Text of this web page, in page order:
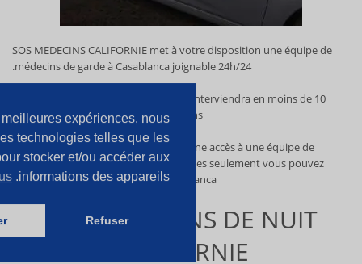
SOS MEDECINS CALIFORNIE met à votre disposition une équipe de
médecins de garde à Casablanca joignable 24h/24.
interviendra en moins de 10
Minutes sur Casablanca et ses environs.
SOS MEDECINSCALIFORNIEvous donne accès à une équipe de
médecins qualifiés. En quelques minutes seulement vous pouvez
obtenir un médecin à domicile Casablanca.
SOS MÉDECINS DE NUIT
CALIFORNIE
expériences, nous
technologies telles que les
stocker et/ou accéder aux
informations des appareils.
Refuser